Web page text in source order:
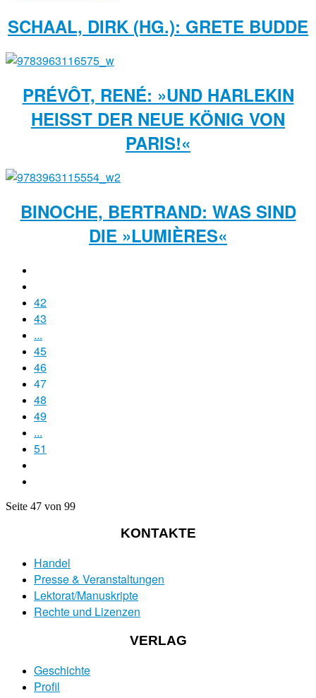
SCHAAL, DIRK (HG.): GRETE BUDDE
PRÉVÔT, RENÉ: »UND HARLEKIN
HEISST DER NEUE KÖNIG VON P
ARIS!«
BINOCHE, BERTRAND: WAS SIND
DIE »LUMIÈRES«
42
43
...
45
46
47
48
49
...
51
Seite 47 von 99
KONTAKTE
Handel
Presse & Veranstaltungen
Lektorat/Manuskripte
Rechte und Lizenzen
VERLAG
Geschichte
Profil